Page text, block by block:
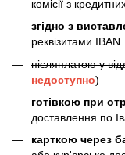
комісії з
згідно з
реквізитами
післяплатою у
недоступно)
готівкою при
доставлення по
карткою через